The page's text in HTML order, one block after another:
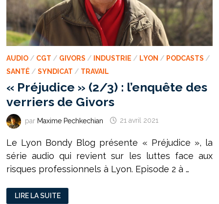
AUDIO/ CGT / GIVORS / INDUSTRIE / LYON / PODCASTS /
SANTÉ / SYNDICAT / TRAVAIL
« Préjudice » (2/3) : l’enquête des
verriers de Givors
par Maxime Pechkechian 21 avril 2021
Le Lyon Bondy Blog présente « Préjudice », la
série audio qui revient sur les luttes face aux
risques professionnels à Lyon. Episode 2 à …
«
PRÉJUDICE
LIRE LA SUITE